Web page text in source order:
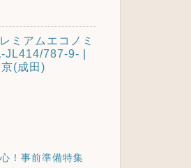
ミアムエコノミ
JL414/787-9- |
(成田)
！事前準備特集